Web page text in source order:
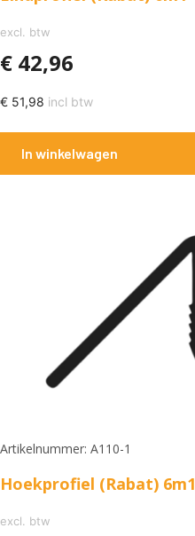
excl. btw
€ 42,96
€ 51,98 incl btw
In winkelwagen
Artikelnummer: A110-1
Hoekprofiel (Rabat) 6m1
excl. btw